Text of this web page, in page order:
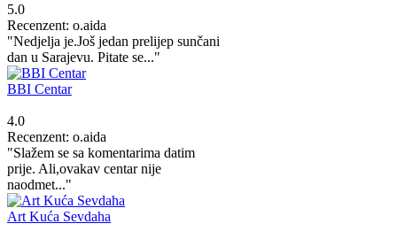
5.0
Recenzent: o.aida
"Nedjelja je.Još jedan prelijep sunčani
dan u Sarajevu. Pitate se..."
BBI Centar
4.0
Recenzent: o.aida
"Slažem se sa komentarima datim
prije. Ali,ovakav centar nije
naodmet..."
Art Kuća Sevdaha